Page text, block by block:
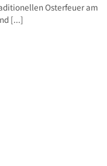
Osterfeuer am
[...]